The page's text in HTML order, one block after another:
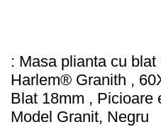
: Masa plianta cu
Harlem® Granith ,
Blat 18mm , Picioare
Model Granit, Negru